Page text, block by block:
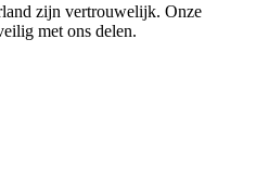
zijn vertrouwelijk. Onze
met ons delen.